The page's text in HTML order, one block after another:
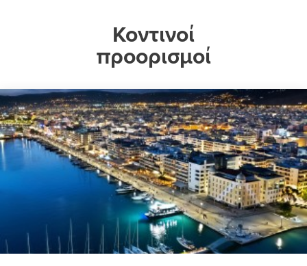
Κοντινοί
προορισμοί